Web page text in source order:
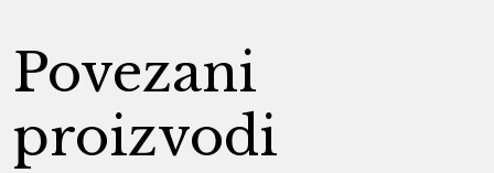
Povezani
proizvodi